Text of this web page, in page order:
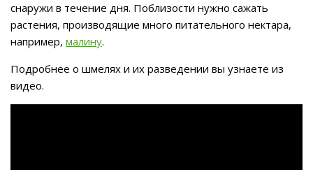
снаружи в течение дня. Поблизости нужно сажать
растения, производящие много питательного нектара,
например, малину.
Подробнее о шмелях и их разведении вы узнаете из
видео.